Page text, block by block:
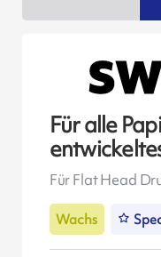
Für alle
Für Flat Head
Wachs